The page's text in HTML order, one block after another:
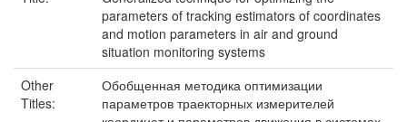
parameters of tracking estimators of coordinates
and motion parameters in air and ground
situation monitoring systems
Other
Titles:
Обобщенная методика оптимизации
параметров траекторных измерителей